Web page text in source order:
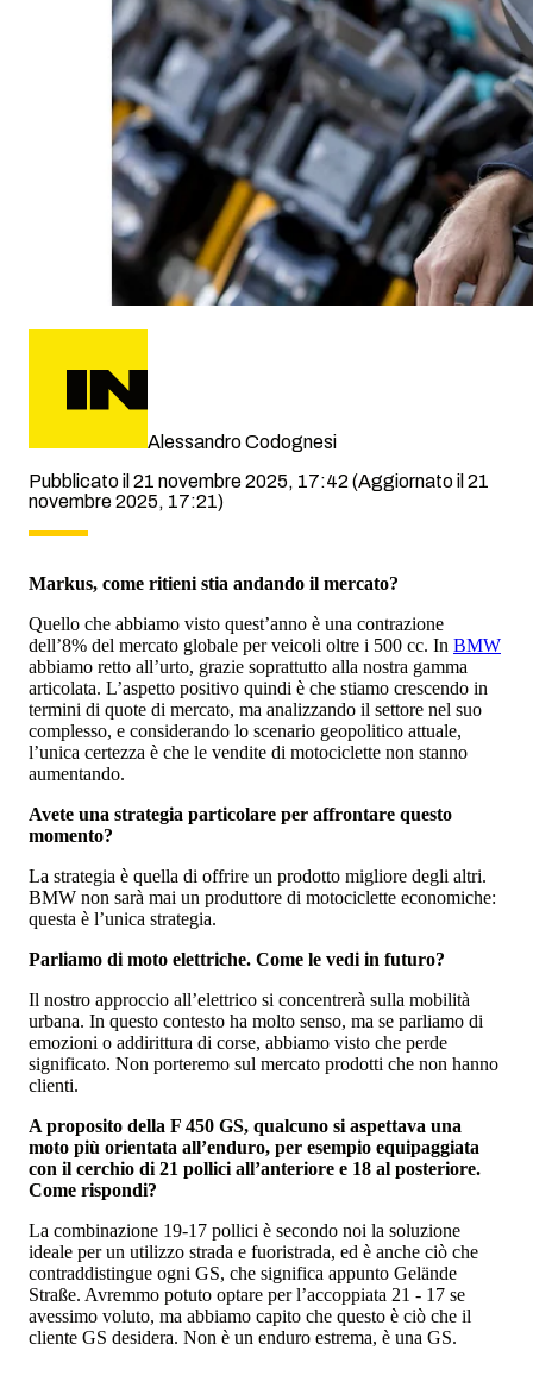
Alessandro Codognesi
Pubblicato il 21 novembre 2025, 17:42 (Aggiornato il 21
novembre 2025, 17:21)
Markus, come ritieni stia andando il mercato?
Quello che abbiamo visto quest’anno è una contrazione
dell’8% del mercato globale per veicoli oltre i 500 cc. In BMW
abbiamo retto all’urto, grazie soprattutto alla nostra gamma
articolata. L’aspetto positivo quindi è che stiamo crescendo in
termini di quote di mercato, ma analizzando il settore nel suo
complesso, e considerando lo scenario geopolitico attuale,
l’unica certezza è che le vendite di motociclette non stanno
aumentando.
Avete una strategia particolare per affrontare questo
momento?
La strategia è quella di offrire un prodotto migliore degli altri.
BMW non sarà mai un produttore di motociclette economiche:
questa è l’unica strategia.
Parliamo di moto elettriche. Come le vedi in futuro?
Il nostro approccio all’elettrico si concentrerà sulla mobilità
urbana. In questo contesto ha molto senso, ma se parliamo di
emozioni o addirittura di corse, abbiamo visto che perde
significato. Non porteremo sul mercato prodotti che non hanno
clienti.
A proposito della F 450 GS, qualcuno si aspettava una
moto più orientata all’enduro, per esempio equipaggiata
con il cerchio di 21 pollici all’anteriore e 18 al posteriore.
Come rispondi?
La combinazione 19-17 pollici è secondo noi la soluzione
ideale per un utilizzo strada e fuoristrada, ed è anche ciò che
contraddistingue ogni GS, che significa appunto Gelände
Straße. Avremmo potuto optare per l’accoppiata 21 - 17 se
avessimo voluto, ma abbiamo capito che questo è ciò che il
cliente GS desidera. Non è un enduro estrema, è una GS.